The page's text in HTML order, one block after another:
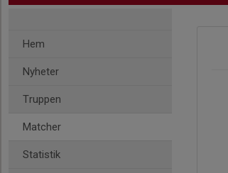
Hem
Nyheter
Truppen
Matcher
Statistik